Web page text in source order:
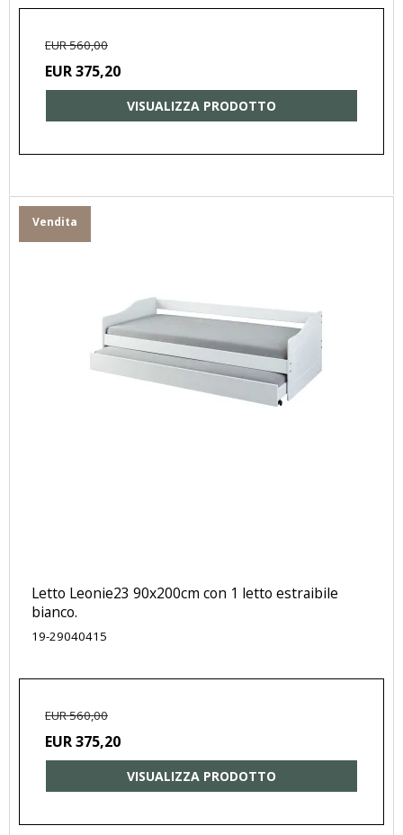
EUR 560,00
EUR 375,20
VISUALIZZA PRODOTTO
Vendita
Letto Leonie23 90x200cm con 1 letto estraibile
bianco.
19-29040415
EUR 560,00
EUR 375,20
VISUALIZZA PRODOTTO